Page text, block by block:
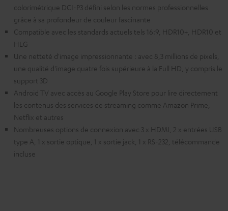
colorimétrique DCI-P3 défini selon les normes professionnelles
grâce à sa profondeur de couleur fascinante
Compatible avec les standards actuels tels 16:9, HDR10+, HDR10 et
HLG
Une netteté d'image impressionnante : avec 8,3 millions de pixels,
une qualité d'image quatre fois supérieure à la Full HD, y compris le
support 3D
Android TV avec accès au Google Play Store pour lire directement
les contenus des services de streaming comme Amazon Prime,
Netflix et autres
Nombreuses options de connexion avec 3 x HDMI, 2 x entrées USB
type A, 1 x sortie optique, 1 x sortie jack, 1 x RS-232, télécommande
incluse